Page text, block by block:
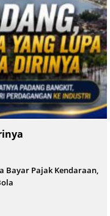
Bayar Pajak Kendaraan,